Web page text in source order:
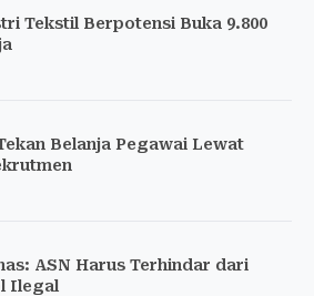
Tekstil Berpotensi Buka 9.800
Belanja Pegawai Lewat
ASN Harus Terhindar dari
Ilegal